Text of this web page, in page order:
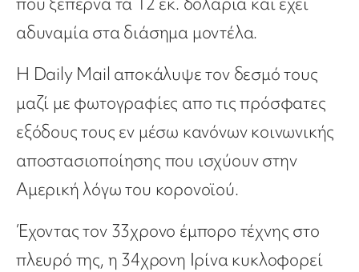
αδυναμία στα διάσημα μοντέλα.
Η Daily Mail αποκάλυψε τον δεσμό τους
μαζί με φωτογραφίες απο τις πρόσφατες
εξόδους τους εν μέσω κανόνων κοινωνικής
αποστασιοποίησης που ισχύουν στην
Αμερική λόγω του κορονοϊού.
Έχοντας τον 33χρονο έμπορο τέχνης στο
πλευρό της, η 34χρονη Ιρίνα κυκλοφορεί